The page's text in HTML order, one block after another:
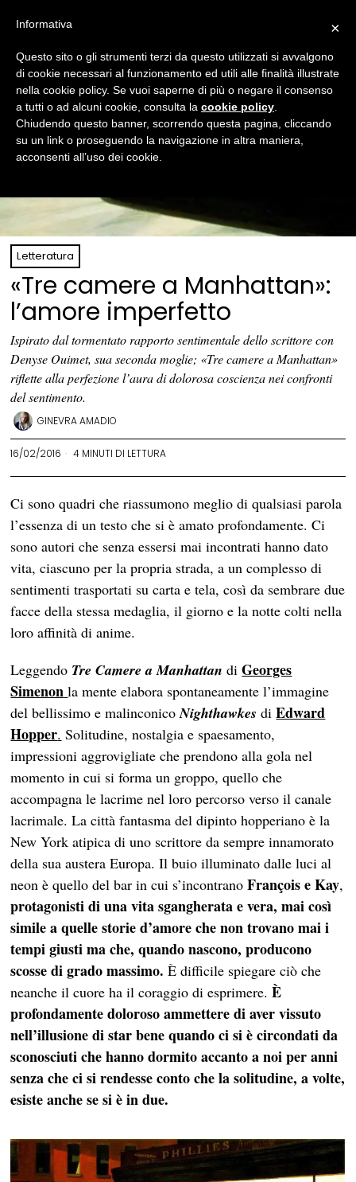
Letteratura
«Tre camere a Manhattan»:
l’amore imperfetto
Ispirato dal tormentato rapporto sentimentale dello scrittore con
Denyse Ouimet, sua seconda moglie; «Tre camere a Manhattan»
riflette alla perfezione l’aura di dolorosa coscienza nei confronti
del sentimento.
GINEVRA AMADIO
16/02/2016 4 MINUTI DI LETTURA
Ci sono quadri che riassumono meglio di qualsiasi parola
l’essenza di un testo che si è amato profondamente. Ci
sono autori che senza essersi mai incontrati hanno dato
vita, ciascuno per la propria strada, a un complesso di
sentimenti trasportati su carta e tela, così da sembrare due
facce della stessa medaglia, il giorno e la notte colti nella
loro affinità di anime.
Leggendo Tre Camere a Manhattan diGeorges
Simenon la mente elabora spontaneamente l’immagine
del bellissimo e malinconicoNighthawkes diEdward
Hopper. Solitudine, nostalgia e spaesamento,
impressioni aggrovigliate che prendono alla gola nel
momento in cui si forma un groppo, quello che
accompagna le lacrime nel loro percorso verso il canale
lacrimale. La città fantasma del dipinto hopperiano è la
New York atipica di uno scrittore da sempre innamorato
della sua austera Europa. Il buio illuminato dalle luci al
neon è quello del bar in cui s’incontranoFrançois e Kay,
protagonisti di una vita sgangherata e vera, mai così
simile a quelle storie d’amore che non trovano mai i
tempi giusti ma che, quando nascono, producono
scosse di grado massimo. È difficile spiegare ciò che
neanche il cuore ha il coraggio di esprimere.È
profondamente doloroso ammettere di aver vissuto
nell’illusione di star bene quando ci si è circondati da
sconosciuti che hanno dormito accanto a noi per anni
senza che ci si rendesse conto che la solitudine, a volte,
esiste anche se si è in due.
×
Informativa
Questo sito o gli strumenti terzi da questo utilizzati si avvalgono
di cookie necessari al funzionamento ed utili alle finalità illustrate
nella cookie policy. Se vuoi saperne di più o negare il consenso
a tutti o ad alcuni cookie, consulta la cookie policy
Chiudendo questo banner, scorrendo questa pagina, cliccando
su un link o proseguendo la navigazione in altra maniera,
acconsenti all’uso dei cookie.